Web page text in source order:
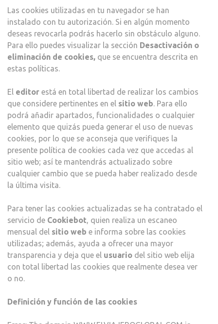
Las cookies utilizadas en tu navegador se han
instalado con tu autorización. Si en algún momento
deseas revocarla podrás hacerlo sin obstáculo alguno.
Para ello puedes visualizar la sección Desactivación o
eliminación de cookies, que se encuentra descrita en
estas políticas.
El editor está en total libertad de realizar los cambios
que considere pertinentes en el sitio web. Para ello
podrá añadir apartados, funcionalidades o cualquier
elemento que quizás pueda generar el uso de nuevas
cookies, por lo que se aconseja que verifiques la
presente política de cookies cada vez que accedas al
sitio web; así te mantendrás actualizado sobre
cualquier cambio que se pueda haber realizado desde
la última visita.
Para tener las cookies actualizadas se ha contratado el
servicio de Cookiebot, quien realiza un escaneo
mensual del sitio web e informa sobre las cookies
utilizadas; además, ayuda a ofrecer una mayor
transparencia y deja que el usuario del sitio web elija
con total libertad las cookies que realmente desea ver
o no.
Definición y función de las cookies